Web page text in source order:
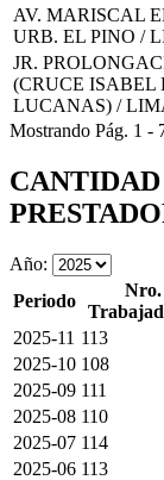
AV. MARISCAL
URB. EL PINO /
JR.
(CRUCE ISABEL
LUCANAS) /
Mostrando Pág. 1 -
Año:
Periodo
Nro.
2025-11 113
2025-10 108
2025-09 111
2025-08 110
2025-07 114
2025-06 113